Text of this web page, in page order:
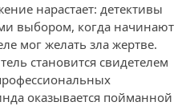
нарастает: детективы
выбором, когда начинают
мог желать зла жертве.
становится свидетелем
оказывается пойманной